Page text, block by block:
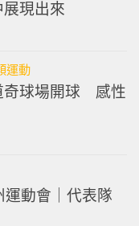
現出來
運動
奇球場開球 感性
運動會｜代表隊